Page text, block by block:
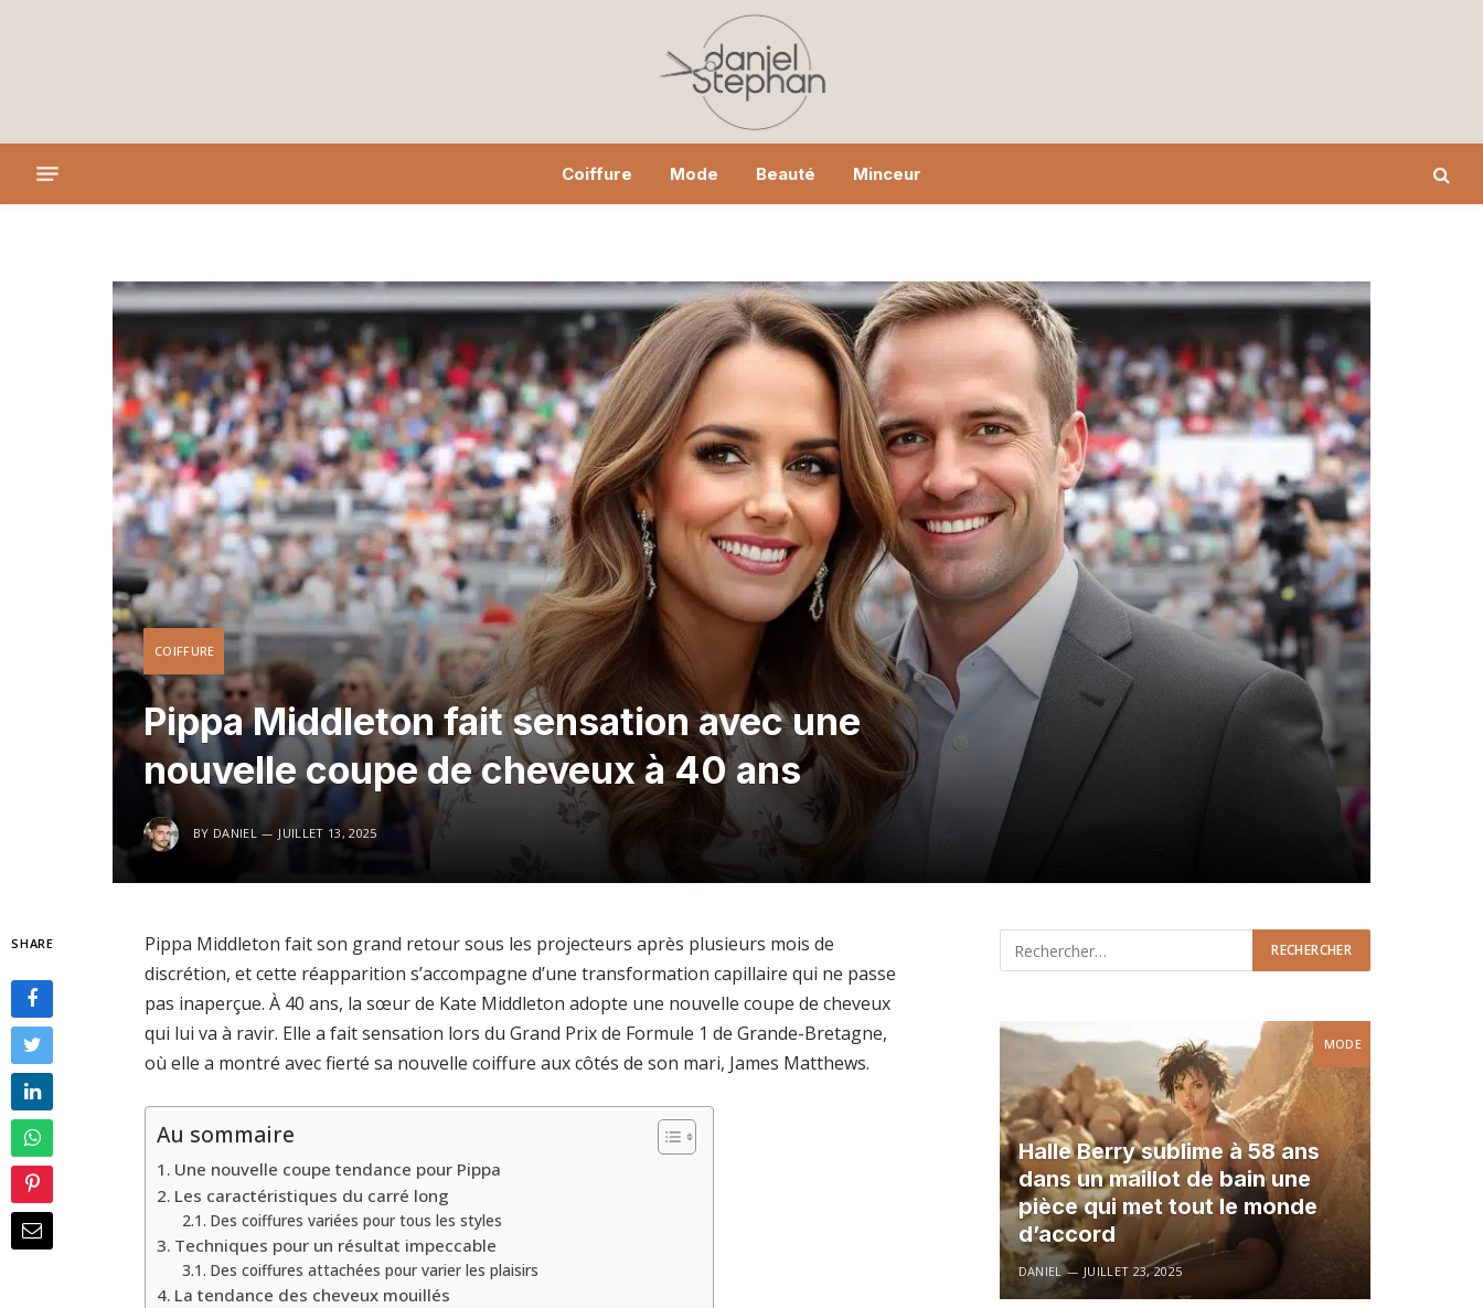
Coiffure Mode Beauté Minceur
COIFFURE
Pippa Middleton fait sensation avec une
nouvelle coupe de cheveux à 40 ans
BY DANIEL JUILLET 13, 2025
SHARE
Pippa Middleton fait son grand retour sous les projecteurs après plusieurs mois de
discrétion, et cette réapparition s’accompagne d’une transformation capillaire qui ne passe
pas inaperçue. À 40 ans, la sœur de Kate Middleton adopte une nouvelle coupe de cheveux
qui lui va à ravir. Elle a fait sensation lors du Grand Prix de Formule 1 de Grande-Bretagne,
où elle a montré avec fierté sa nouvelle coiffure aux côtés de son mari, James Matthews.
Au sommaire
Une nouvelle coupe tendance pour Pippa
Les caractéristiques du carré long
Des coiffures variées pour tous les styles
Techniques pour un résultat impeccable
Des coiffures attachées pour varier les plaisirs
La tendance des cheveux mouillés
MODE
Halle Berry sublime à 58 ans
dans un maillot de bain une
pièce qui met tout le monde
d’accord
DANIEL JUILLET 23, 2025